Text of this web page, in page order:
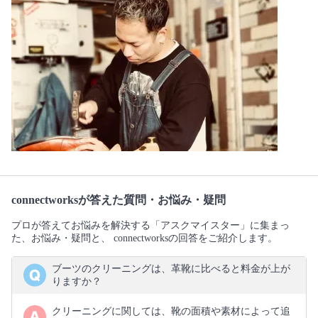
connectworksが答えた質問・お悩み・疑問
プロが答えてお悩みを解決する「アスクマイスター」に集まっ
た、お悩み・疑問と、 connectworksの回答をご紹介します。
ブーツのクリーニングは、革靴に比べると料金が上が
りますか？
クリーニングに関しては、靴の面積や素材によって追